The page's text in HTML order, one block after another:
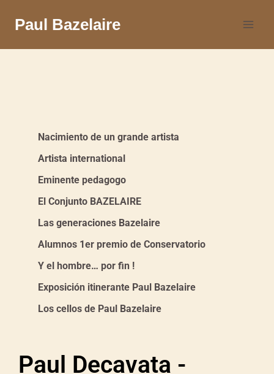
Paul Bazelaire
Nacimiento de un grande artista
Artista international
Eminente pedagogo
El Conjunto BAZELAIRE
Las generaciones Bazelaire
Alumnos 1er premio de Conservatorio
Y el hombre… por fin !
Exposición itinerante Paul Bazelaire
Los cellos de Paul Bazelaire
Paul Decavata -